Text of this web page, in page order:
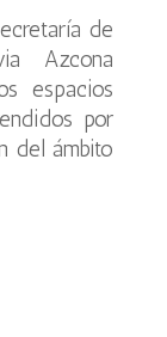
de
Azcona
espacios
por
del ámbito